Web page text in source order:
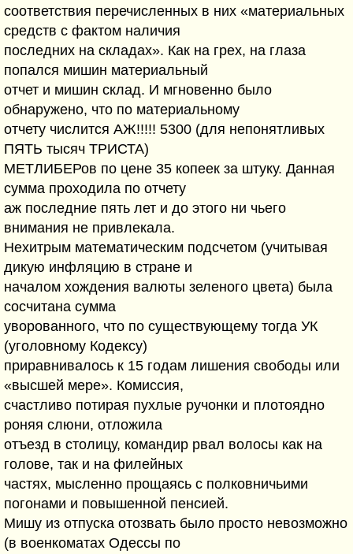
соответствия перечисленных в них «материальных
средств с фактом наличия
последних на складах». Как на грех, на глаза
попался мишин материальный
отчет и мишин склад. И мгновенно было
обнаружено, что по материальному
отчету числится АЖ!!!!! 5300 (для непонятливых
ПЯТЬ тысяч ТРИСТА)
МЕТЛИБЕРов по цене 35 копеек за штуку. Данная
сумма проходила по отчету
аж последние пять лет и до этого ни чьего
внимания не привлекала.
Нехитрым математическим подсчетом (учитывая
дикую инфляцию в стране и
началом хождения валюты зеленого цвета) была
сосчитана сумма
уворованного, что по существующему тогда УК
(уголовному Кодексу)
приравнивалось к 15 годам лишения свободы или
«высшей мере». Комиссия,
счастливо потирая пухлые ручонки и плотоядно
роняя слюни, отложила
отъезд в столицу, командир рвал волосы как на
голове, так и на филейных
частях, мысленно прощаясь с полковничьими
погонами и повышенной пенсией.
Мишу из отпуска отозвать было просто невозможно
(в военкоматах Одессы по